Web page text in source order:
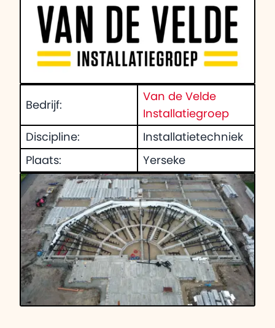
Bedrijf:
Van de Velde
Installatiegroep
Discipline: Installatietechniek
Plaats: Yerseke